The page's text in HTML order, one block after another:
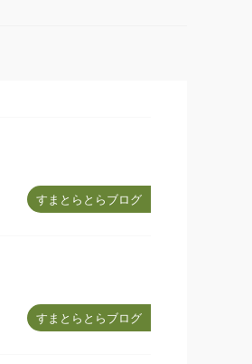
すまとらとらブログ
すまとらとらブログ